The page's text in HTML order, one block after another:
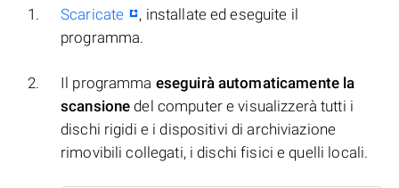
Scaricate
, installate ed eseguite il
programma.
Il programma eseguirà automaticamente la
scansione del computer e visualizzerà tutti i
dischi rigidi e i dispositivi di archiviazione
rimovibili collegati, i dischi fisici e quelli locali.